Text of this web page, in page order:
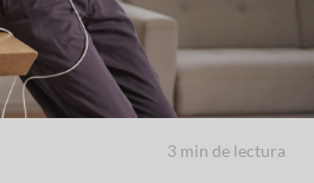
3 min de lectura